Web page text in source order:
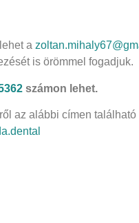
a
is örömmel fogadjuk.
számon lehet.
az alábbi címen található